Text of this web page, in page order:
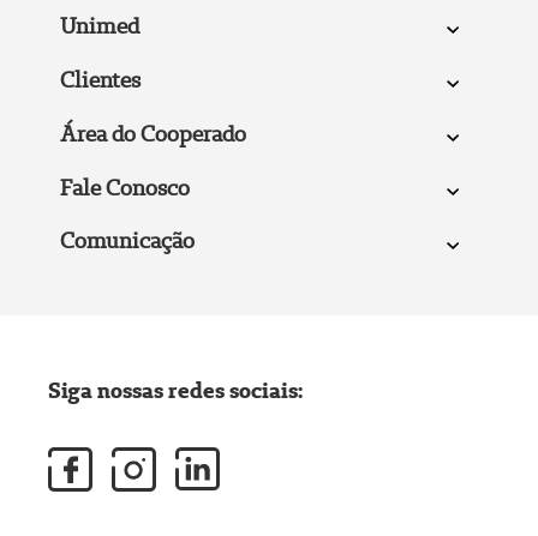
Unimed
Clientes
Área do Cooperado
Fale Conosco
Comunicação
Siga nossas redes sociais: